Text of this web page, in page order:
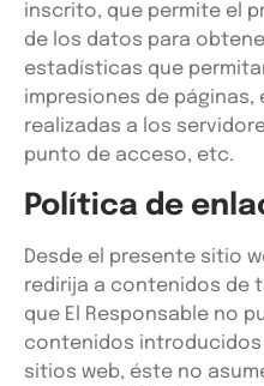
inscrito, que permite el
de los datos para
estadísticas que
impresiones de páginas,
realizadas a los
punto de acceso, etc.
Política de
Desde el presente sitio
redirija a contenidos de
que El Responsable no
contenidos
sitios web, éste no